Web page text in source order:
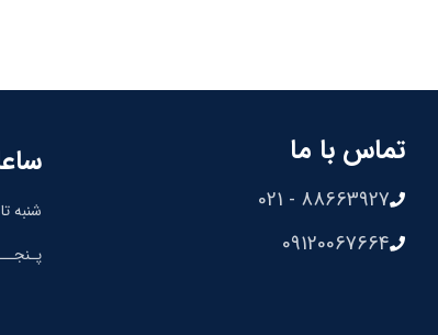
تماس با ما
88663927 - 021
09120067664
شنبه تا